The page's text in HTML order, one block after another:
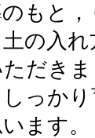
もと
の入
だき
っか
ます。